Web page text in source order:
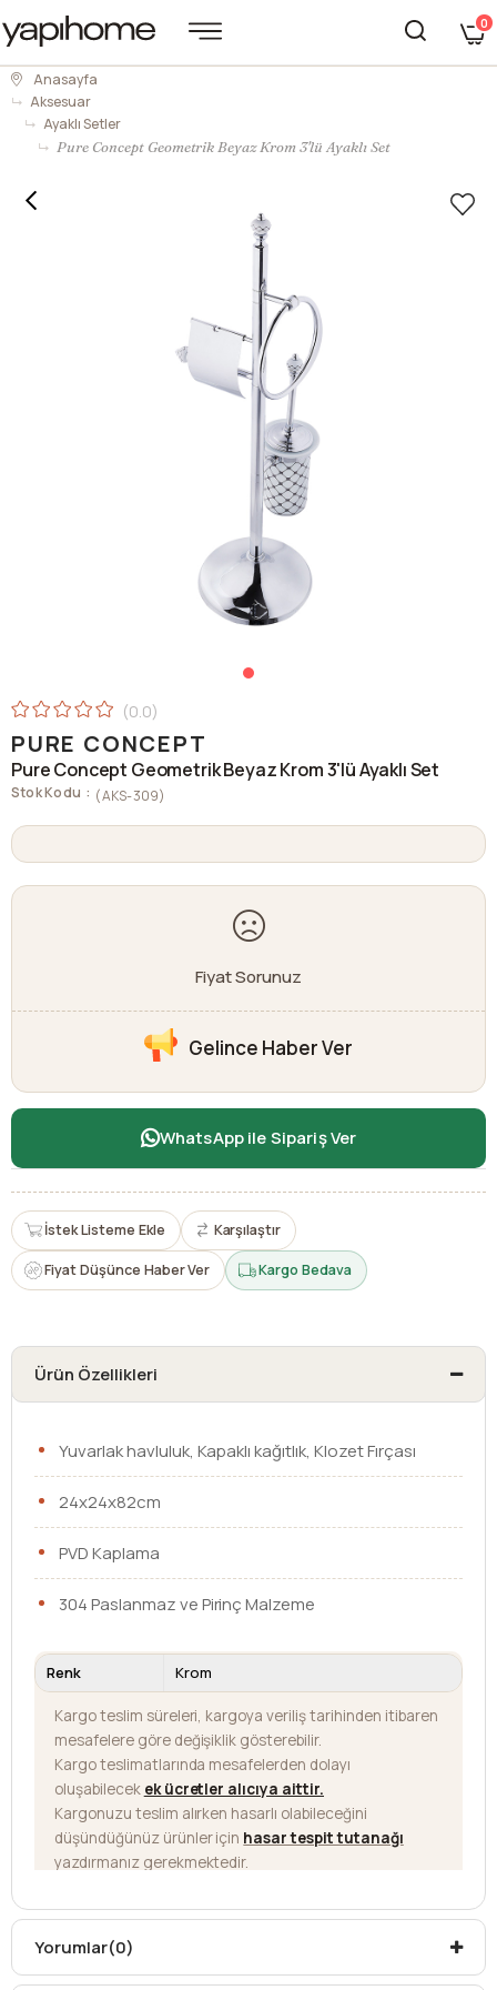
0
Anasayfa
Aksesuar
Ayaklı Setler
Pure Concept Geometrik Beyaz Krom 3'lü Ayaklı Set
0.0
PURE CONCEPT
Pure Concept Geometrik Beyaz Krom 3'lü Ayaklı Set
Stok Kodu (AKS-309)
Fiyat Sorunuz
Gelince Haber Ver
WhatsApp ile Sipariş Ver
İstek Listeme Ekle Karşılaştır
Fiyat Düşünce Haber Ver Kargo Bedava
Ürün Özellikleri
Yuvarlak havluluk, Kapaklı kağıtlık, Klozet Fırçası
24x24x82cm
PVD Kaplama
304 Paslanmaz ve Pirinç Malzeme
Renk Krom
Kargo teslim süreleri, kargoya veriliş tarihinden itibaren
mesafelere göre değişiklik gösterebilir.
Kargo teslimatlarında mesafelerden dolayı
oluşabilecek ek ücretler alıcıya aittir.
Kargonuzu teslim alırken hasarlı olabileceğini
düşündüğünüz ürünler için hasar tespit tutanağı
yazdırmanız gerekmektedir.
yapılamamaktadır.
Yorumlar(0)